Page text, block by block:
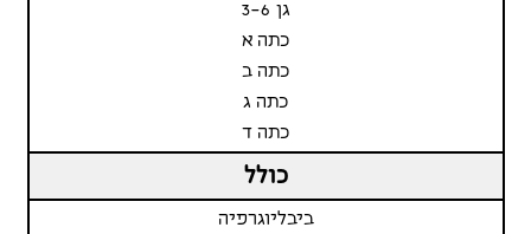
גן 3-6
כתה א
כתה ב
כתה ג
כתה ד
כולל
ביבליוגרפיה